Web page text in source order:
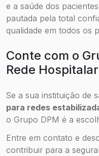
e a saúde dos
pautada pela total
qualidade em todos os
Conte com o
Rede
Se a sua instituição de
para redes
o Grupo DPM é a
Entre em contato e
contribuir para a